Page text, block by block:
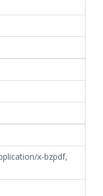
x-bzpdf,